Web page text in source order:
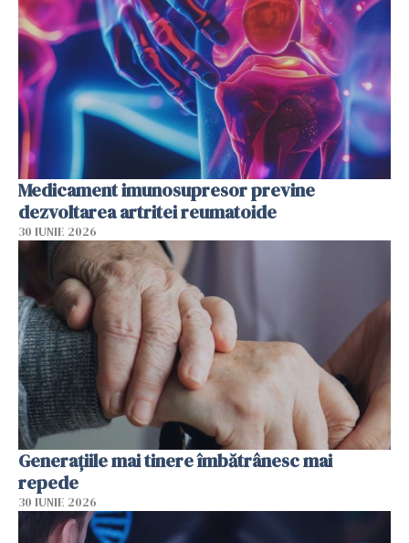
Medicament imunosupresor previne
dezvoltarea artritei reumatoide
30 IUNIE 2026
Generațiile mai tinere îmbătrânesc mai
repede
30 IUNIE 2026